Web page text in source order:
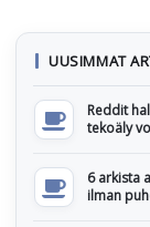
UUSIMMAT
Reddit
tekoäly
6 arkista
ilman